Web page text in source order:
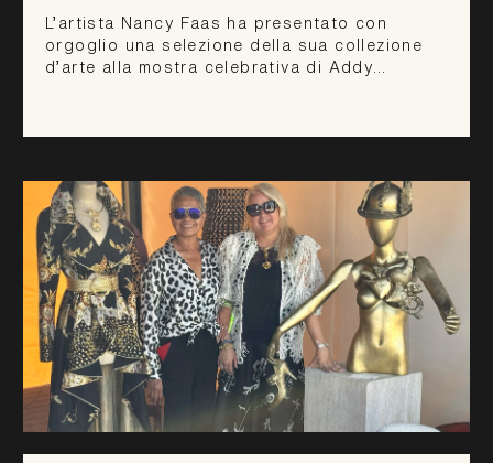
L’artista Nancy Faas ha presentato con
orgoglio una selezione della sua collezione
d’arte alla mostra celebrativa di Addy…